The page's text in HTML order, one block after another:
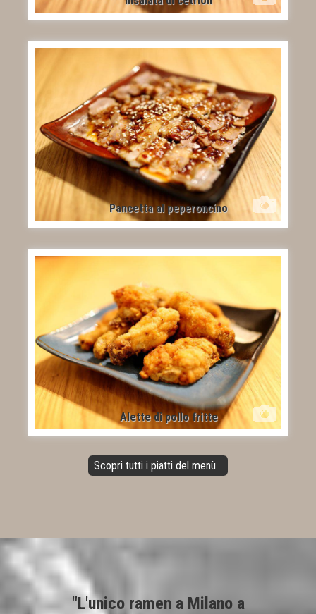
Pancetta al peperoncino
Alette di pollo fritte
Scopri tutti i piatti del menù...
"L'unico ramen a Milano a